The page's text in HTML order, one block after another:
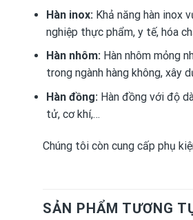
Hàn inox:Khả năng hàn inox
nghiệp thực phẩm, y tế, hóa
Hàn nhôm:Hàn nhôm mỏng
trong ngành hàng không, xây
Hàn đồng:Hàn đồng với độ
tử, cơ khí,…
Chúng tôi còn cung cấp phụ
SẢN PHẨM TƯƠNG